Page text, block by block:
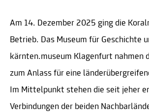
Am 14. Dezember 2025 ging die
Betrieb. Das Museum für Geschichte
kärnten.museum Klagenfurt nahmen
zum Anlass für eine
Im Mittelpunkt stehen die seit jeher
Verbindungen der beiden